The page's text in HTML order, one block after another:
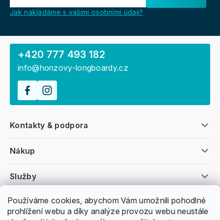
Používáme cookies, abychom Vám umožnili pohodlné
prohlížení webu a díky analýze provozu webu neustále
Jak nakládáme s vašimi osobními údaji?
Všeobecné informace
Nákup
Kontakty & podpora
Služby
+420 777 493 182
info@honzovy-longboardy.cz